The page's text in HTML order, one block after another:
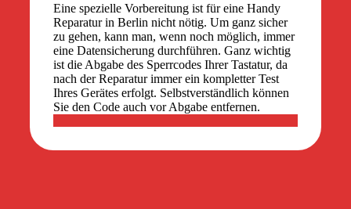
Eine spezielle Vorbereitung ist für eine Handy
Reparatur in Berlin nicht nötig. Um ganz sicher
zu gehen, kann man, wenn noch möglich, immer
eine Datensicherung durchführen. Ganz wichtig
ist die Abgabe des Sperrcodes Ihrer Tastatur, da
nach der Reparatur immer ein kompletter Test
Ihres Gerätes erfolgt. Selbstverständlich können
Sie den Code auch vor Abgabe entfernen.